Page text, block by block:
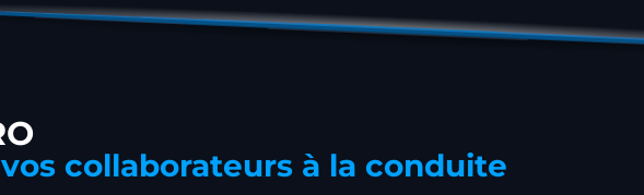
collaborateurs à la conduite